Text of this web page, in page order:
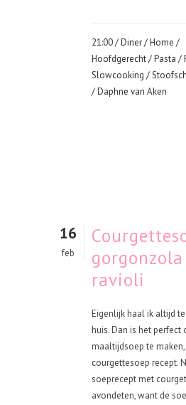
21:00 /Diner/Home /
Hoofdgerecht/Pasta /
Slowcooking /
/ Daphne van Aken
16
feb
gorgonzola
ravioli
Eigenlijk haal ik altijd
huis. Dan is het perfect
maaltijdsoep te
courgettesoep recept.
soeprecept met
avondeten, want de